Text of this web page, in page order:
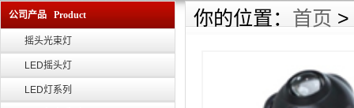
公司产品 Product
摇头光束灯
LED摇头灯
LED灯系列
你的位置： 首页 >